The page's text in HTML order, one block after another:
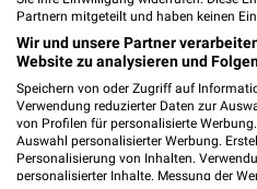
150,96 km
Kaufland Leipzig
Lindenauer Markt 2
04177 Leipzig
Heute geschlossen
Partnern mitgeteilt und haben keinen
Wir und unsere Partner
Website zu analysieren und
Speichern von oder Zugriff auf
Verwendung reduzierter Daten zur
von Profilen für personalisierte
Auswahl personalisierter Werbung.
Personalisierung von Inhalten.
personalisierter Inhalte. Messung der